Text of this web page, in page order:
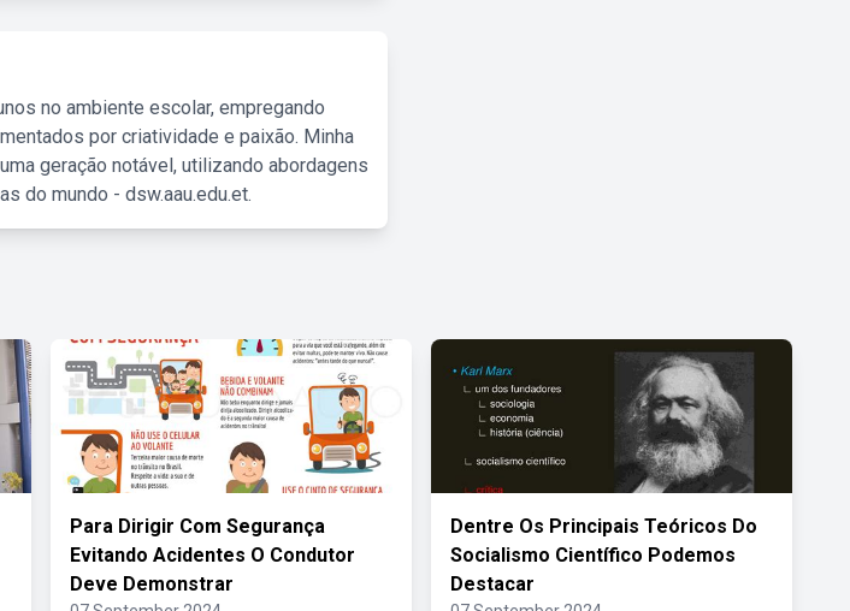
no ambiente escolar, empregando
por criatividade e paixão. Minha
geração notável, utilizando abordagens
do mundo - dsw.aau.edu.et.
Para Dirigir Com Segurança
Evitando Acidentes O Condutor
Deve Demonstrar
Dentre Os Principais Teóricos Do
Socialismo Científico Podemos
Destacar